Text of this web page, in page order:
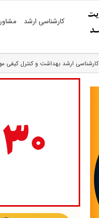
کارشناسی ارشد
کارشناسی ارشد بهداشت و کنترل کیفی